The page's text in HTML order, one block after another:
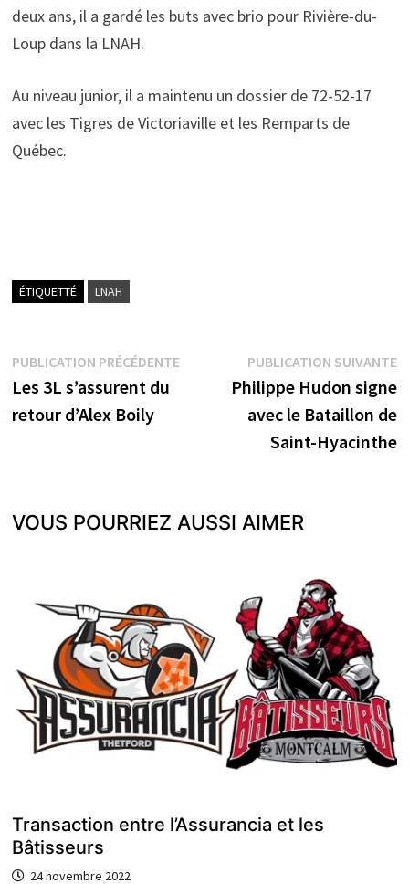
deux ans, il a gardé les buts avec brio pour Rivière-du-
Loup dans la LNAH.
Au niveau junior, il a maintenu un dossier de 72-52-17
avec les Tigres de Victoriaville et les Remparts de
Québec.
ÉTIQUETTÉ LNAH
Navigation
de
PUBLICATION PRÉCÉDENTEPublication
précédente :
Les 3L s’assurent du
retour d’Alex Boily
PUBLICATION SUIVANTE
Philippe Hudon signe
avec le Bataillon de
Saint-Hyacinthe
VOUS POURRIEZ AUSSI AIMER
Transaction entre l’Assurancia et les
Bâtisseurs
24 novembre 2022